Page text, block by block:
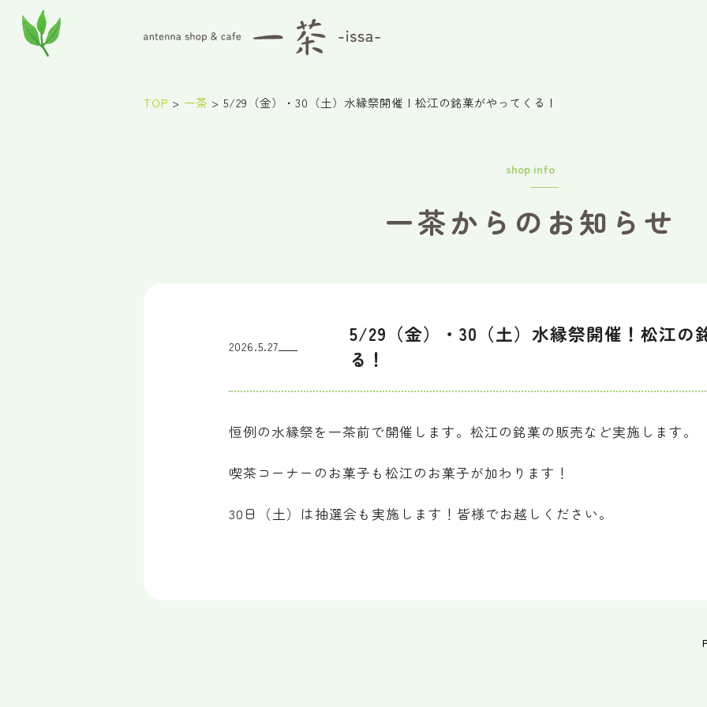
TOP > 一茶 > 5/29（金）・30（土）水縁祭開催！松江の銘菓がやってくる！
shop info
一茶からのお知らせ
2026.5.27
5/29（金）・30（土）水縁祭開催！松江の
る！
恒例の水縁祭を一茶前で開催します。松江の銘菓の販売など実施します。
喫茶コーナーのお菓子も松江のお菓子が加わります！
30日（土）は抽選会も実施します！皆様でお越しください。